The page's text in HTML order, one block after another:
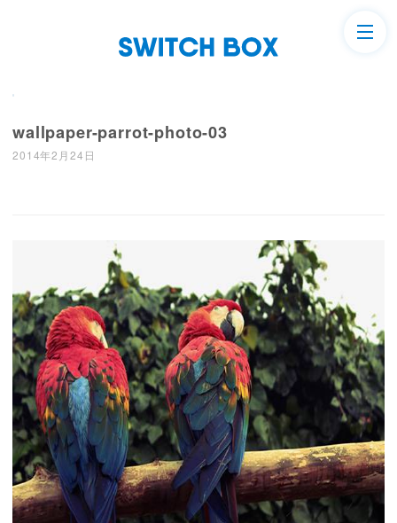
wallpaper-parrot-photo-03
2014年2月24日